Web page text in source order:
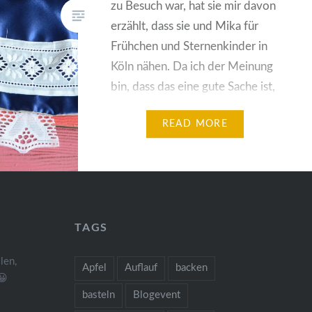
zu Besuch war, hat sie mir davon
erzählt, dass sie und Mika für
Frühchen und Sternenkinder in
Köln nähen. Da ich der Meinung
bin, dass das eine gute Sache ist,
Aktuell verwende ich
READ MORE
TAGS
Apfel Auflauf backen
basteln Blogevent